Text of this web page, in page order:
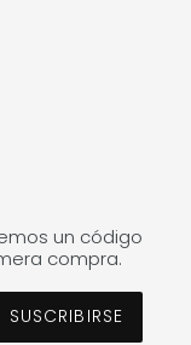
un código
compra.
SUSCRIBIRSE